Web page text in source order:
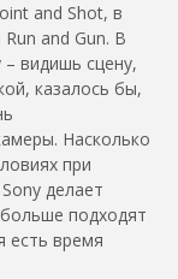
and Shot, в
and Gun. В
– видишь сцену,
казалось бы,
Насколько
при
делает
подходят
есть время